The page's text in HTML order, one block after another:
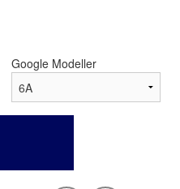
Google Modeller